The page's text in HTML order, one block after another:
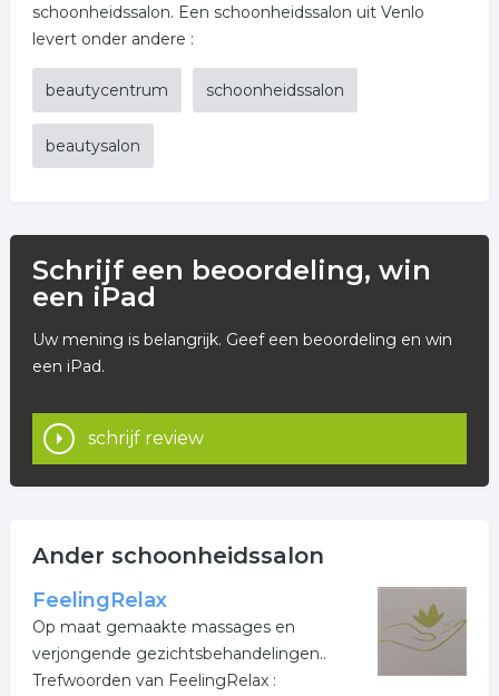
schoonheidssalon. Een schoonheidssalon uit Venlo
levert onder andere :
beautycentrum schoonheidssalon
beautysalon
Schrijf een beoordeling, win
een iPad
Uw mening is belangrijk. Geef een beoordeling en win
een iPad.
schrijf review
Ander schoonheidssalon
FeelingRelax
Op maat gemaakte massages en
verjongende gezichtsbehandelingen..
Trefwoorden van FeelingRelax :